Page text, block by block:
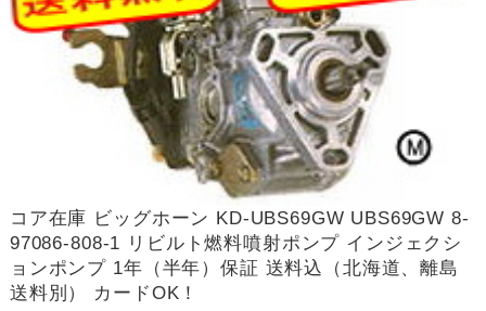
コア在庫 ビッグホーン KD-UBS69GW UBS69GW 8-
97086-808-1 リビルト燃料噴射ポンプ インジェクシ
ョンポンプ 1年（半年）保証 送料込（北海道、離島
送料別） カードOK！